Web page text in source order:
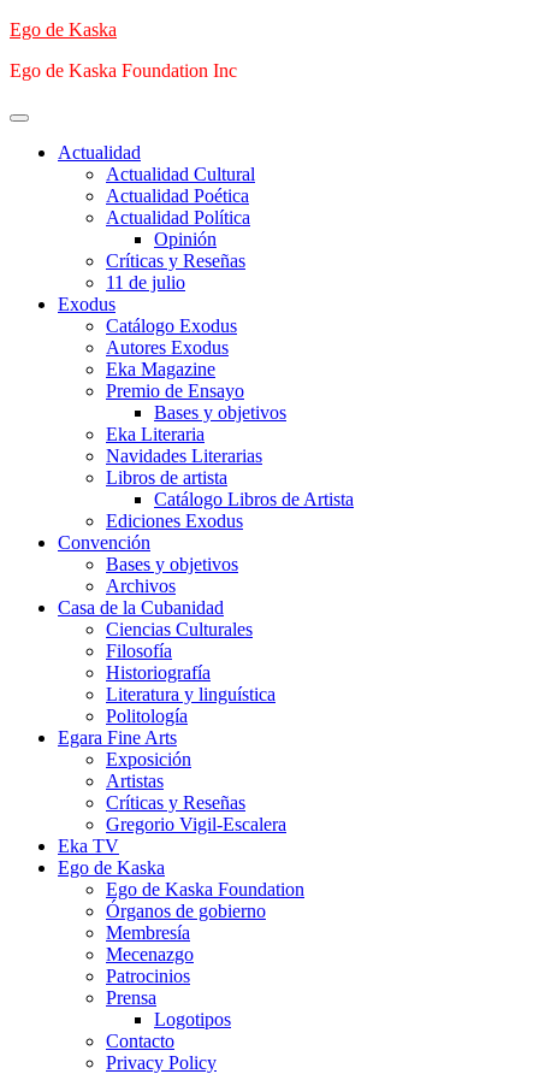
Saltar
contenido
Ego de Kaska
Ego de Kaska Foundation Inc
Menú
principalActualidad
Actualidad Cultural
Actualidad Poética
Actualidad Política
Opinión
Críticas y Reseñas
11 de julio
Exodus
Catálogo Exodus
Autores Exodus
Eka Magazine
Premio de Ensayo
Bases y objetivos
Eka Literaria
Navidades Literarias
Libros de artista
Catálogo Libros de Artista
Ediciones Exodus
Convención
Bases y objetivos
Archivos
Casa de la Cubanidad
Ciencias Culturales
Filosofía
Historiografía
Literatura y linguística
Politología
Egara Fine Arts
Exposición
Artistas
Críticas y Reseñas
Gregorio Vigil-Escalera
Eka TV
Ego de Kaska
Ego de Kaska Foundation
Órganos de gobierno
Membresía
Mecenazgo
Patrocinios
Prensa
Logotipos
Contacto
Privacy Policy